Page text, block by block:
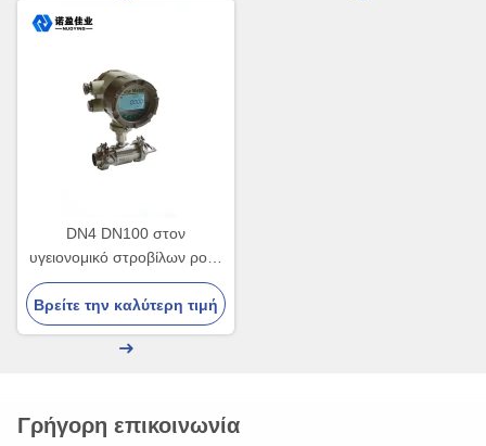
DN4 DN100 στον
υγειονομικό στροβίλων ροής
μετρητών γάλακτος μετρητή
στροβίλων μπύρας IP65
υγρό
Βρείτε την καλύτερη τιμή
Γρήγορη επικοινωνία